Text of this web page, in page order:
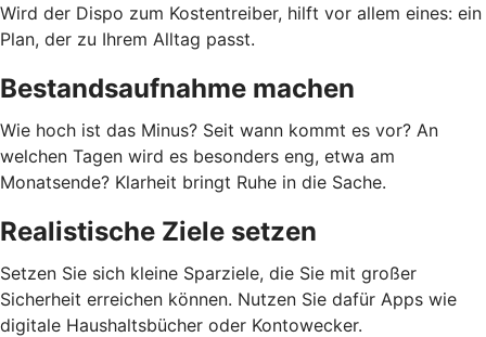
Wird der Dispo zum Kostentreiber, hilft vor allem eines: ein
Plan, der zu Ihrem Alltag passt.
Bestandsaufnahme machen
Wie hoch ist das Minus? Seit wann kommt es vor? An
welchen Tagen wird es besonders eng, etwa am
Monatsende? Klarheit bringt Ruhe in die Sache.
Realistische Ziele setzen
Setzen Sie sich kleine Sparziele, die Sie mit großer
Sicherheit erreichen können. Nutzen Sie dafür Apps wie
digitale Haushaltsbücher oder Kontowecker.